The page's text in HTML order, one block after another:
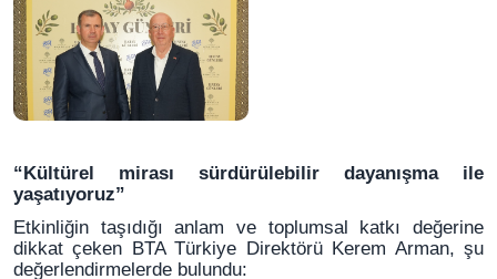
“Kültürel mirası sürdürülebilir dayanışma ile
yaşatıyoruz”
Etkinliğin taşıdığı anlam ve toplumsal katkı değerine
dikkat çeken BTA Türkiye Direktörü Kerem Arman, şu
değerlendirmelerde bulundu: